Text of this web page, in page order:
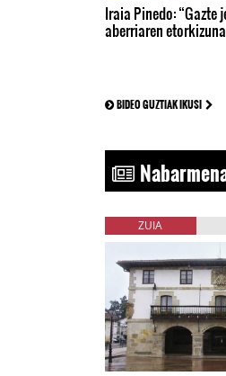
Iraia Pinedo: “Gazte
aberriaren
BIDEO GUZTIAK IKUSI
ZUIA